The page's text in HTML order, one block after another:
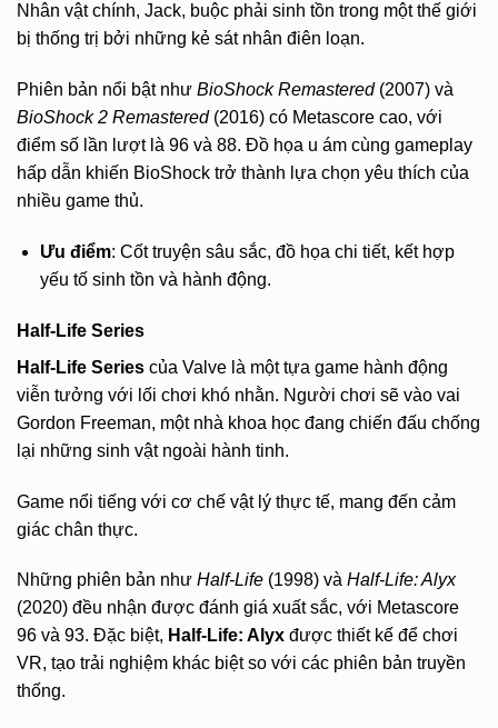
Nhân vật chính, Jack, buộc phải sinh tồn trong một thế giới
bị thống trị bởi những kẻ sát nhân điên loạn.
Phiên bản nổi bật như BioShock Remastered(2007) và
BioShock 2 Remastered(2016) có Metascore cao, với
điểm số lần lượt là 96 và 88. Đồ họa u ám cùng gameplay
hấp dẫn khiến BioShock trở thành lựa chọn yêu thích của
nhiều game thủ.
Ưu điểm: Cốt truyện sâu sắc, đồ họa chi tiết, kết hợp
yếu tố sinh tồn và hành động.
Half-Life Series
Half-Life Series của Valve là một tựa game hành động
viễn tưởng với lối chơi khó nhằn. Người chơi sẽ vào vai
Gordon Freeman, một nhà khoa học đang chiến đấu chống
lại những sinh vật ngoài hành tinh.
Game nổi tiếng với cơ chế vật lý thực tế, mang đến cảm
giác chân thực.
Những phiên bản như Half-Life (1998) và Half-Life: Alyx
(2020) đều nhận được đánh giá xuất sắc, với Metascore
96 và 93. Đặc biệt, Half-Life: Alyx được thiết kế để chơi
VR, tạo trải nghiệm khác biệt so với các phiên bản truyền
thống.